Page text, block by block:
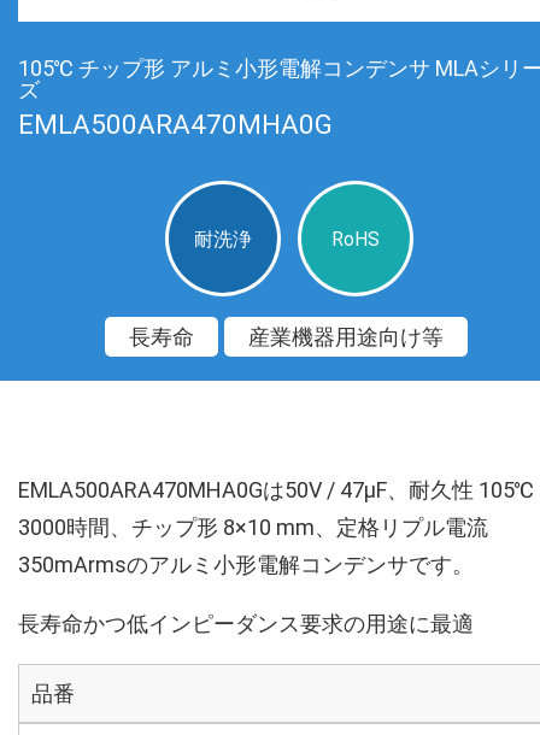
105℃ チップ形 アルミ小形電解コンデンサ MLAシリ
ズ
EMLA500ARA470MHA0G
耐洗浄 RoHS
長寿命 産業機器用途向け等
EMLA500ARA470MHA0Gは50V / 47µF、耐久性 105℃
3000時間、チップ形 8×10 mm、定格リプル電流
350mArmsのアルミ小形電解コンデンサです。
長寿命かつ低インピーダンス要求の用途に最適
品番